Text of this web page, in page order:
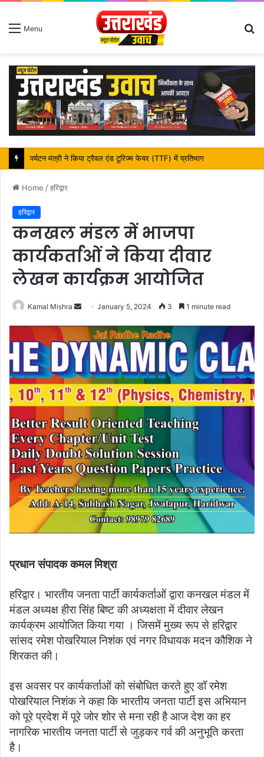
Menu
पर्यटन मंत्री ने किया ट्रैवल एंड टूरिज्म फेयर (TTF) में प्रतिभाग
Home /हरिद्वार
हरिद्वार
कनखल मंडल में भाजपा
कार्यकर्ताओं ने किया दीवार
लेखन कार्यक्रम आयोजित
Kamal Mishra
Send
email
January 5, 2024 3 1 minute read
प्रधान संपादक कमल मिश्रा
हरिद्वार। भारतीय जनता पार्टी कार्यकर्ताओं द्वारा कनखल मंडल में
मंडल अध्यक्ष हीरा सिंह बिष्ट की अध्यक्षता में दीवार लेखन
कार्यक्रम आयोजित किया गया । जिसमें मुख्य रूप से हरिद्वार
सांसद रमेश पोखरियाल निशंक एवं नगर विधायक मदन कौशिक ने
शिरकत की।
इस अवसर पर कार्यकर्ताओं को संबोधित करते हुए डॉ रमेश
पोखरियाल निशंक ने कहा कि भारतीय जनता पार्टी इस अभियान
को पूरे प्रदेश में पूरे जोर शोर से मना रही है आज देश का हर
नागरिक भारतीय जनता पार्टी से जुड़कर गर्व की अनुभूति करता
है।